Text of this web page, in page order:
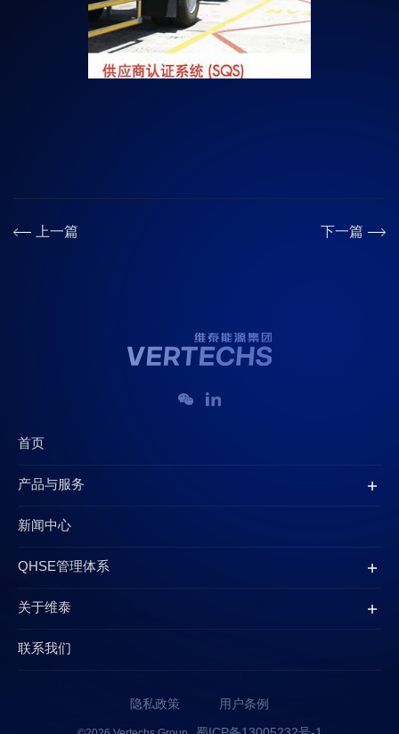
上一篇 下一篇
首页
产品与服务
新闻中心
QHSE管理体系
关于维泰
联系我们
隐私政策 用户条例